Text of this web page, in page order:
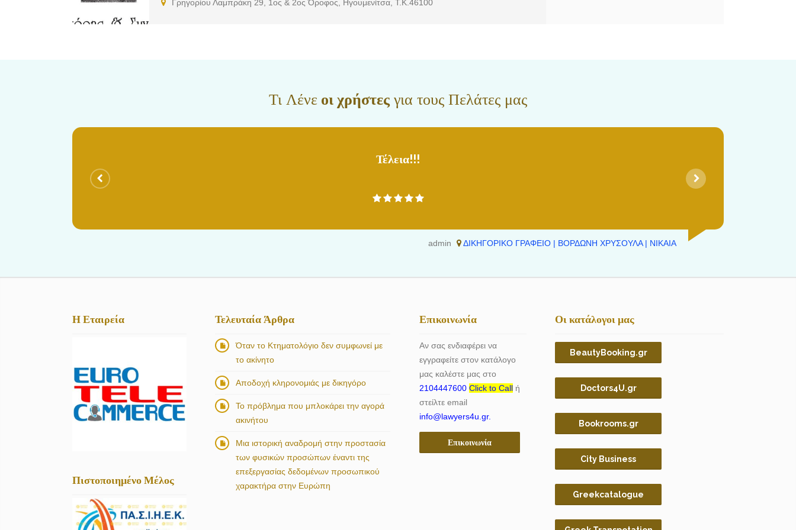
Δημοσίου, Αθλητικού και Τραπεζικού Δικαίου. Η μακροχρόνια εμπειρία και η άρτια επιστημονική μας κατάρτιση, αλλά
ίδιοι λοιπόν αποτελούν την καλύτερη διαφήμισή μας. Τα στελέχη μας επιμορφώνονται συνεχώς, προκειμένου να είναι
Γρηγορίου Λαμπράκη 29, 1ος & 2ος Όροφος, Ηγουμενίτσα, Τ.Κ.46100
Τι Λένε οι χρήστες για τους Πελάτες μας
Τέλεια!!!
admin ΔΙΚΗΓΟΡΙΚΟ ΓΡΑΦΕΙΟ | ΒΟΡΔΩΝΗ ΧΡΥΣΟΥΛΑ | ΝΙΚΑΙΑ
Η Εταιρεία
Πιστοποιημένο Μέλος
Τελευταία Άρθρα
Όταν το Κτηματολόγιο δεν συμφωνεί με
το ακίνητο
Αποδοχή κληρονομιάς με δικηγόρο
Το πρόβλημα που μπλοκάρει την αγορά
ακινήτου
Μια ιστορική αναδρομή στην προστασία
των φυσικών προσώπων έναντι της
επεξεργασίας δεδομένων προσωπικού
χαρακτήρα στην Ευρώπη
Επικοινωνία
Αν σας ενδιαφέρει να
εγγραφείτε στον κατάλογο
μας καλέστε μας στο
2104447600 Click to Callή
στείλτε email
info@lawyers4u.gr.
Επικοινωνία
Οι κατάλογοι μας
BeautyBooking.gr
Doctors4U.gr
Bookrooms.gr
City Business
Greekcatalogue